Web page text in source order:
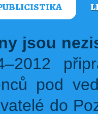
jsou
pod
do